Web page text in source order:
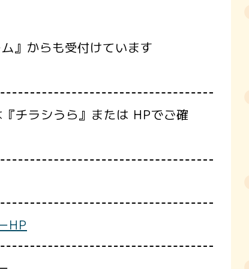
』からも受付けています
チラシうら』または HPでご確
HP